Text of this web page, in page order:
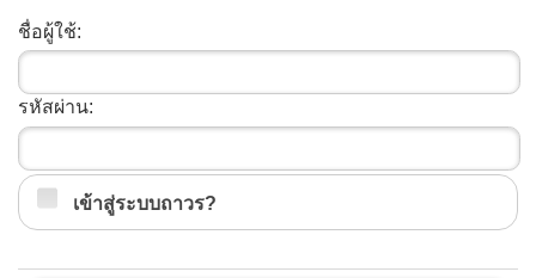
ชื่อผู้ใช้:
รหัสผ่าน:
เข้าสู่ระบบถาวร?